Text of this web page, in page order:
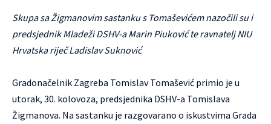
Skupa sa Žigmanovim sastanku s Tomaševićem nazočili su i
predsjednik Mladeži DSHV-a Marin Piuković te ravnatelj NIU
Hrvatska riječ Ladislav Suknović
Gradonačelnik Zagreba Tomislav Tomašević primio je u
utorak, 30. kolovoza, predsjednika DSHV-a Tomislava
Žigmanova. Na sastanku je razgovarano o iskustvima Grada